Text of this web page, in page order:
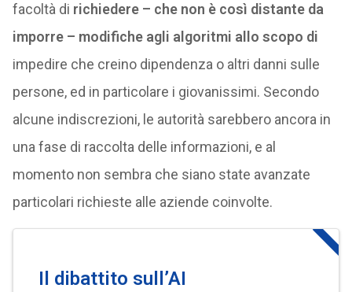
facoltà di richiedere – che non è così distante da
imporre – modifiche agli algoritmi allo scopo di
impedire che creino dipendenza o altri danni sulle
persone, ed in particolare i giovanissimi. Secondo
alcune indiscrezioni, le autorità sarebbero ancora in
una fase di raccolta delle informazioni, e al
momento non sembra che siano state avanzate
particolari richieste alle aziende coinvolte.
Il dibattito sull’AI